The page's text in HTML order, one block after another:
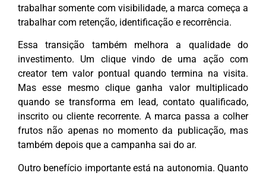
trabalhar somente com visibilidade, a marca começa a
trabalhar com retenção, identificação e recorrência.
Essa transição também melhora a qualidade do
investimento. Um clique vindo de uma ação com
creator tem valor pontual quando termina na visita.
Mas esse mesmo clique ganha valor multiplicado
quando se transforma em lead, contato qualificado,
inscrito ou cliente recorrente. A marca passa a colher
frutos não apenas no momento da publicação, mas
também depois que a campanha sai do ar.
Outro benefício importante está na autonomia. Quanto